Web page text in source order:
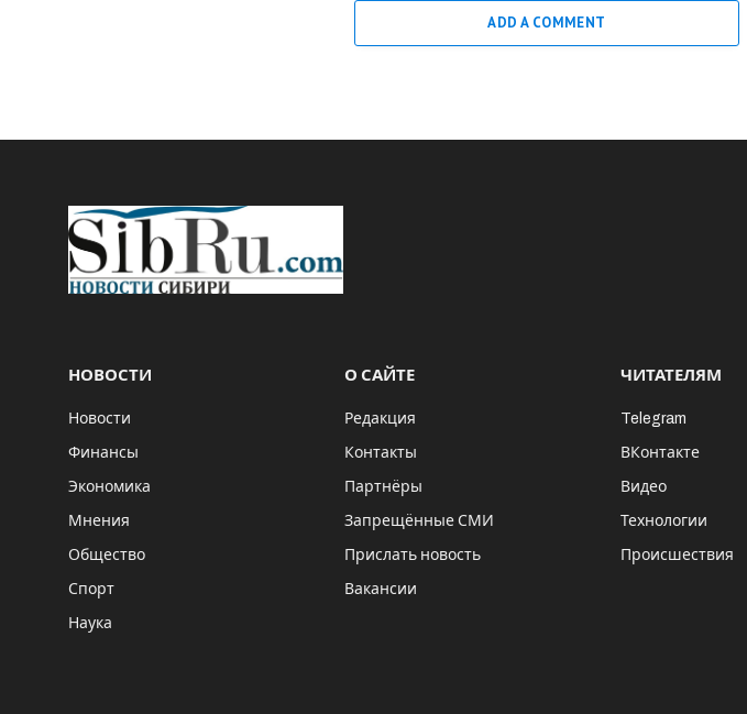
ADD A COMMENT
НОВОСТИ
Новости
Финансы
Экономика
Мнения
Общество
Спорт
Наука
О САЙТЕ
Редакция
Контакты
Партнёры
Запрещённые СМИ
Прислать новость
Вакансии
ЧИТАТЕЛЯМ
Telegram
ВКонтакте
Видео
Технологии
Происшествия